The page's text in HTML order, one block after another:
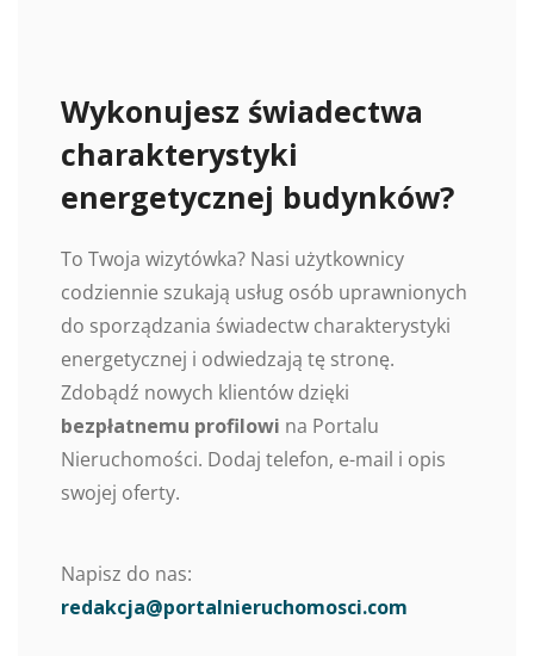
Wykonujesz świadectwa
charakterystyki
energetycznej budynków?
To Twoja wizytówka? Nasi użytkownicy
codziennie szukają usług osób uprawnionych
do sporządzania świadectw charakterystyki
energetycznej i odwiedzają tę stronę.
Zdobądź nowych klientów dzięki
bezpłatnemu profilowi na Portalu
Nieruchomości. Dodaj telefon, e-mail i opis
swojej oferty.
Napisz do nas:
redakcja@portalnieruchomosci.com